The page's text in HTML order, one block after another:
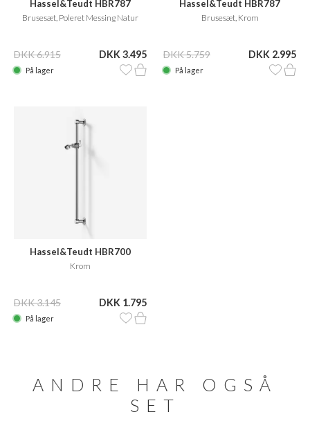
Hassel&Teudt HBR787
Brusesæt, Poleret Messing Natur
DKK 6.915 DKK 3.495
På lager
Hassel&Teudt HBR787
Brusesæt, Krom
DKK 5.759 DKK 2.995
På lager
Hassel&Teudt HBR700
Krom
DKK 3.145 DKK 1.795
På lager
ANDRE HAR OGSÅ
SET